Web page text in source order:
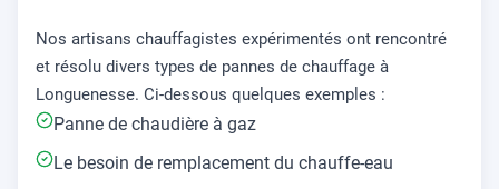
Nos artisans chauffagistes expérimentés ont rencontré
et résolu divers types de pannes de chauffage à
Longuenesse. Ci-dessous quelques exemples :
Panne de chaudière à gaz
Le besoin de remplacement du chauffe-eau